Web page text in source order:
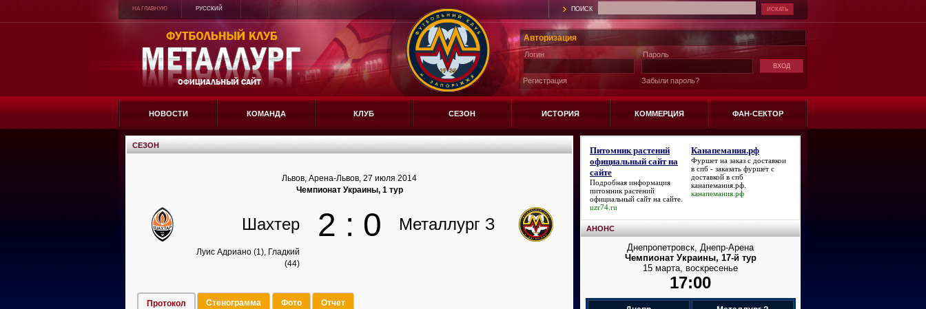
НА ГЛАВНУЮ РУССКИЙ ПОИСК
Авторизация
Логин
Регистрация
Пароль
Забыли пароль?
НОВОСТИ КОМАНДА КЛУБ СЕЗОН ИСТОРИЯ КОММЕРЦИЯ ФАН-СЕКТОР
СЕЗОН
Львов, Арена-Львов, 27 июля 2014
Чемпионат Украины, 1 тур
Шахтер 2 : 0 Металлург З
Луис Адриано (1), Гладкий
(44)
Протокол Стенограмма Фото Отчет
Питомник растений
официальный сайт на
сайте
Подробная информация
питомник растений
официальный сайт на сайте
uzr74.ru
Канапемания.рф
Фуршет на заказ с доставкои
в спб - заказать фуршет с
доставкой в спб
канапемания.рф
канапемания.рф
АНОНС
Днепропетровск, Днепр-Арена
Чемпионат Украины, 17-й тур
15 марта, воскресенье
17:00